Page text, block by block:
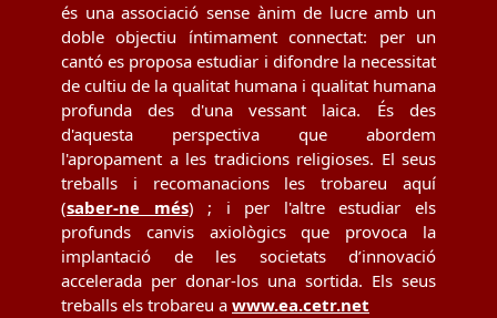
és una associació sense ànim de lucre amb un
doble objectiu íntimament connectat: per un
cantó es proposa estudiar i difondre la necessitat
de cultiu de la qualitat humana i qualitat humana
profunda des d'una vessant laica. És des
d'aquesta perspectiva que abordem
l'apropament a les tradicions religioses. El seus
treballs i recomanacions les trobareu aquí
(saber-ne més) ; i per l'altre estudiar els
profunds canvis axiològics que provoca la
implantació de les societats d’innovació
accelerada per donar-los una sortida. Els seus
treballs els trobareu a www.ea.cetr.net